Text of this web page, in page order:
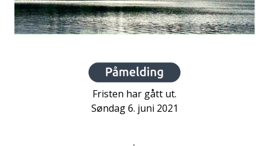
Fristen har gått ut.
Søndag 6. juni 2021